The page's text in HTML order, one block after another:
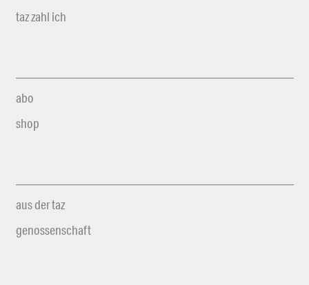
taz zahl ich
abo
shop
aus der taz
genossenschaft